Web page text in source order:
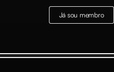
Já sou membro